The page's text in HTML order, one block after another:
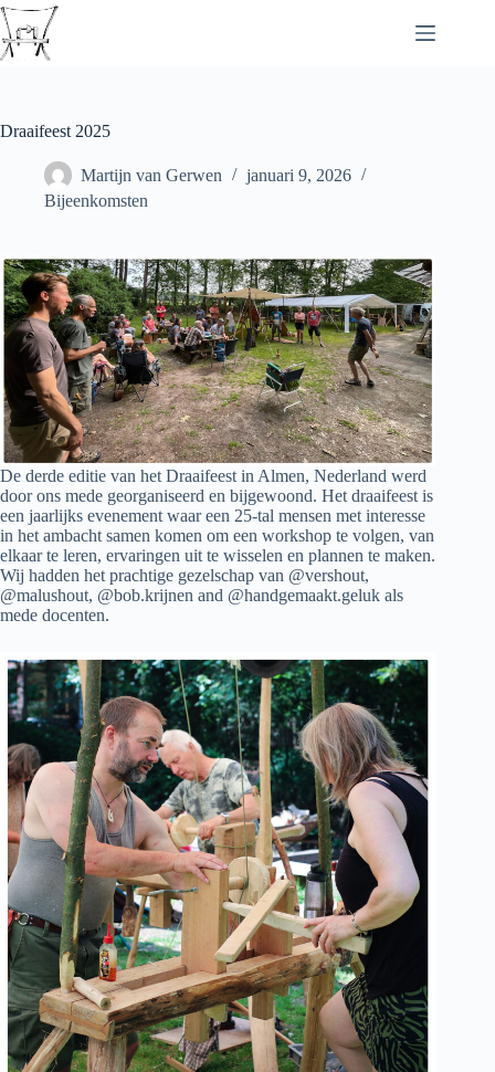
Ga
naar
de
Draaifeest 2025
Martijn van Gerwen
januari 9, 2026
Bijeenkomsten
De derde editie van het Draaifeest in Almen, Nederland werd
door ons mede georganiseerd en bijgewoond. Het draaifeest is
een jaarlijks evenement waar een 25-tal mensen met interesse
in het ambacht samen komen om een workshop te volgen, van
elkaar te leren, ervaringen uit te wisselen en plannen te maken.
Wij hadden het prachtige gezelschap van @vershout,
@malushout, @bob.krijnen and @handgemaakt.geluk als
mede docenten.